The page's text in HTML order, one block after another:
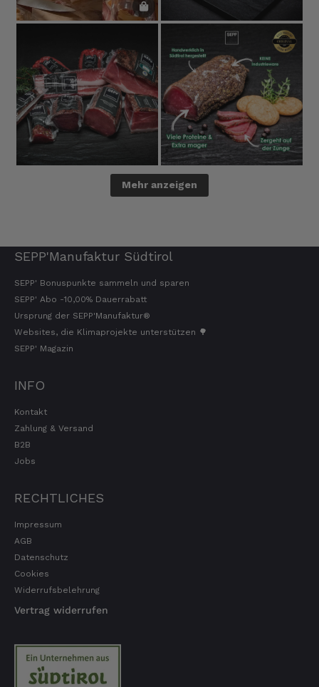
Mehr anzeigen
SEPP'Manufaktur Südtirol
SEPP' Bonuspunkte sammeln und sparen
SEPP' Abo -10,00% Dauerrabatt
Ursprung der SEPP'Manufaktur®
Websites, die Klimaprojekte unterstützen 🌳
SEPP' Magazin
INFO
Kontakt
Zahlung & Versand
B2B
Jobs
RECHTLICHES
Impressum
AGB
Datenschutz
Cookies
Widerrufsbelehrung
Vertrag widerrufen